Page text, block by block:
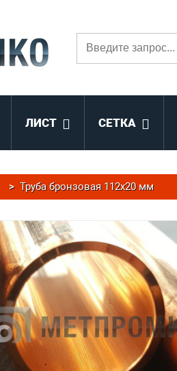
ЛИСТ СЕТКА
> Труба бронзовая 112x20 мм